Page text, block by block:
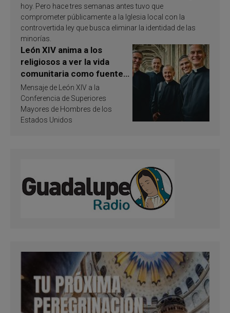
hoy. Pero hace tres semanas antes tuvo que
comprometer públicamente a la Iglesia local con la
controvertida ley que busca eliminar la identidad de las
minorías.
León XIV anima a los
religiosos a ver la vida
comunitaria como fuente
de inspiración y
santificación
Mensaje de León XIV a la
Conferencia de Superiores
Mayores de Hombres de los
Estados Unidos